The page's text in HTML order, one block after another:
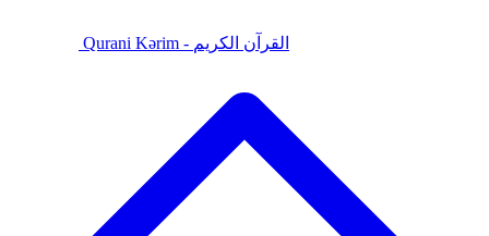
Qurani Kərim - القرآن الكريم